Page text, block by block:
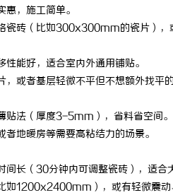
，施工简单。
瓷砖（比如300x300mm的瓷片）
能好，适合室内外通用铺贴。
，或者基层轻微不平但不想额外找平
贴法（厚度3-5mm ），省料省空间。
地暖房等需要高粘结力的场景。
间长（ 30分钟内可调整瓷砖），适合
如1200x2400mm ），或有轻微震